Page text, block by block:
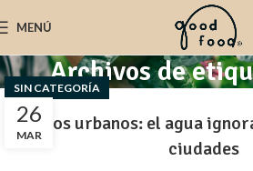
MENÚ
Archivos de
26
MAR
SIN CATEGORÍA
Ríos urbanos: el agua
ciudades